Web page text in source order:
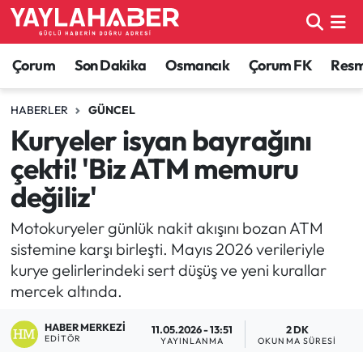
Çorum Son Dakika Osmancık Çorum FK
HABERLER GÜNCEL
Kuryeler isyan bayrağını
çekti! 'Biz ATM memuru
değiliz'
Motokuryeler günlük nakit akışını bozan ATM
sistemine karşı birleşti. Mayıs 2026 verileriyle
kurye gelirlerindeki sert düşüş ve yeni kurallar
mercek altında.
HABER MERKEZI
EDITÖR
11.05.2026 - 13:51
YAYINLANMA
2 DK
OKUNMA SÜRESI
Alaca Haberleri
Bayat Haberleri
Bilgi - Keşfet Haberleri
Bilim ve Teknoloji
Boğazkale Haberleri
Çorum Haberleri
Çorum Nöbetçi Eczaneler
Çorum Hava Durumu
Çorum Namaz Vakitleri
Çorum Trafik Yoğunluk Haritası
TFF 1.Lig Puan Durumu ve Fikstür
Tüm Manşetler